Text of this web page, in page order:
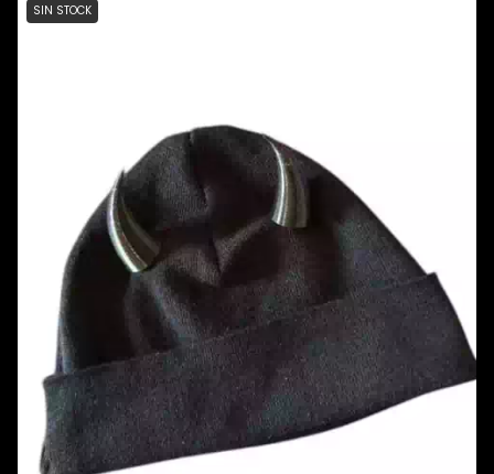
SIN STOCK